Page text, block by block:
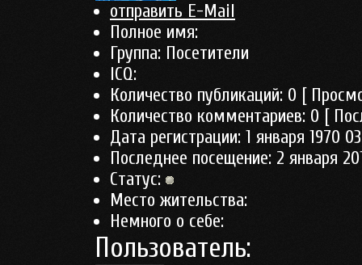
отправить E-Mail
Полное имя:
Группа: Посетители
ICQ:
Количество публикаций: 0 [
Количество комментариев: 0 [
Дата регистрации: 1 января 1970
Последнее посещение: 2 января
Статус:
Место жительства:
Немного о себе:
Пользователь: